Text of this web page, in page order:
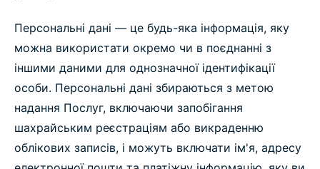
Персональні дані — це будь-яка інформація, яку
можна використати окремо чи в поєднанні з
іншими даними для однозначної ідентифікації
особи. Персональні дані збираються з метою
надання Послуг, включаючи запобігання
шахрайським реєстраціям або викраденню
облікових записів, і можуть включати ім'я, адресу